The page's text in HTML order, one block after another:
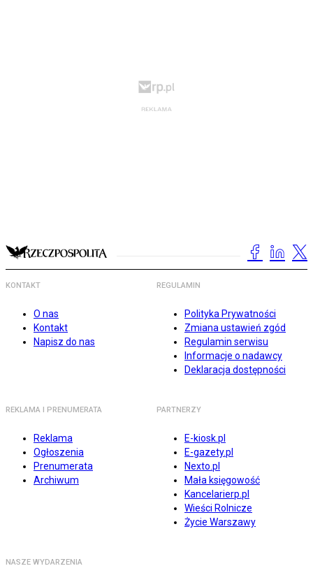
KONTAKT
O nas
Kontakt
Napisz do nas
REGULAMIN
Polityka Prywatności
Zmiana ustawień zgód
Regulamin serwisu
Informacje o nadawcy
Deklaracja dostępności
REKLAMA I PRENUMERATA
Reklama
Ogłoszenia
Prenumerata
Archiwum
PARTNERZY
E-kiosk.pl
E-gazety.pl
Nexto.pl
Mała księgowość
Kancelarierp.pl
Wieści Rolnicze
Życie Warszawy
NASZE WYDARZENIA